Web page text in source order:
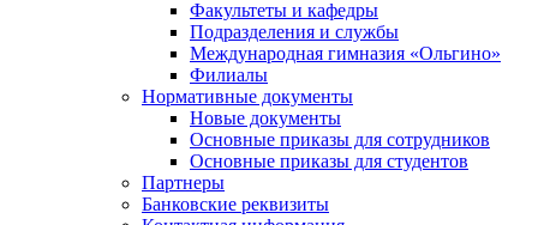
Факультеты и кафедры
Подразделения и службы
Международная гимназия «Ольгино»
Филиалы
Нормативные документы
Новые документы
Основные приказы для сотрудников
Основные приказы для студентов
Партнеры
Банковские реквизиты